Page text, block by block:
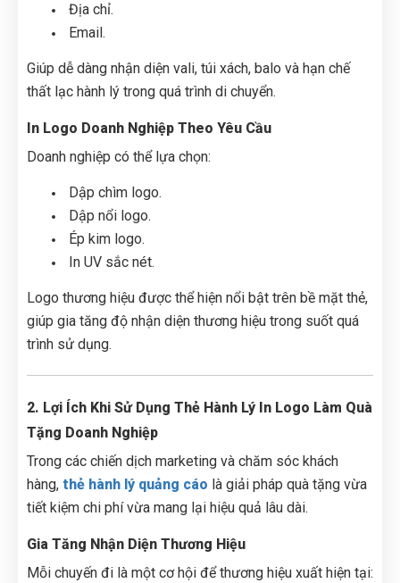
Địa chỉ.
Email.
Giúp dễ dàng nhận diện vali, túi xách, balo và hạn chế
thất lạc hành lý trong quá trình di chuyển.
In Logo Doanh Nghiệp Theo Yêu Cầu
Doanh nghiệp có thể lựa chọn:
Dập chìm logo.
Dập nổi logo.
Ép kim logo.
In UV sắc nét.
Logo thương hiệu được thể hiện nổi bật trên bề mặt thẻ,
giúp gia tăng độ nhận diện thương hiệu trong suốt quá
trình sử dụng.
2. Lợi Ích Khi Sử Dụng Thẻ Hành Lý In Logo Làm Quà
Tặng Doanh Nghiệp
Trong các chiến dịch marketing và chăm sóc khách
hàng, thẻ hành lý quảng cáo là giải pháp quà tặng vừa
tiết kiệm chi phí vừa mang lại hiệu quả lâu dài.
Gia Tăng Nhận Diện Thương Hiệu
Mỗi chuyến đi là một cơ hội để thương hiệu xuất hiện tại: